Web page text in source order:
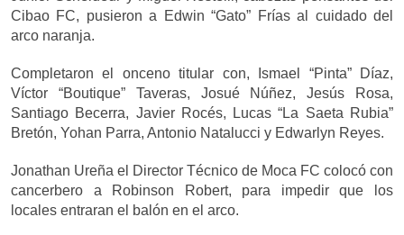
Cibao FC, pusieron a Edwin “Gato” Frías al cuidado del
arco naranja.
Completaron el onceno titular con, Ismael “Pinta” Díaz,
Víctor “Boutique” Taveras, Josué Núñez, Jesús Rosa,
Santiago Becerra, Javier Rocés, Lucas “La Saeta Rubia”
Bretón, Yohan Parra, Antonio Natalucci y Edwarlyn Reyes.
Jonathan Ureña el Director Técnico de Moca FC colocó con
cancerbero a Robinson Robert, para impedir que los
locales entraran el balón en el arco.